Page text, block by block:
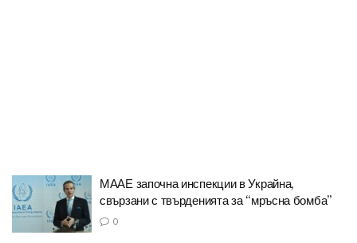
МААЕ започна инспекции в Украйна,
свързани с твърденията за “мръсна бомба”
0